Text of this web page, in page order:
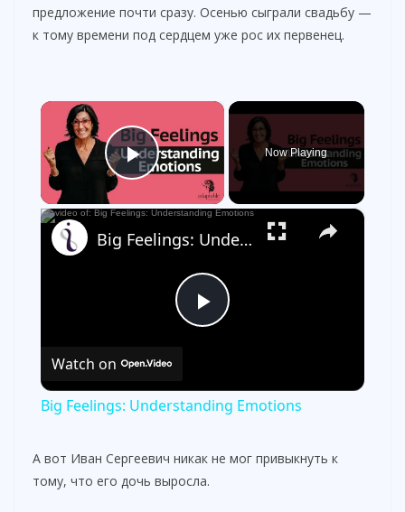
предложение почти сразу. Осенью сыграли свадьбу —
к тому времени под сердцем уже рос их первенец.
×
Play Video
Now Playing
×
P
y
Big Feelings: Understanding Emotions
Watch on
Big Feelings: Understanding Emotions
А вот Иван Сергеевич никак не мог привыкнуть к
тому, что его дочь выросла.